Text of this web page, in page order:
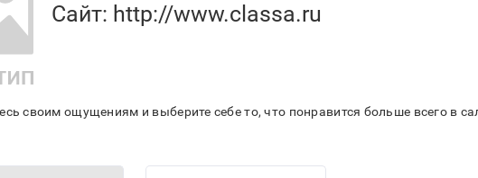
Сайт: http://www.classa.ru
своим ощущениям и выберите себе то, что понравится больше всего в